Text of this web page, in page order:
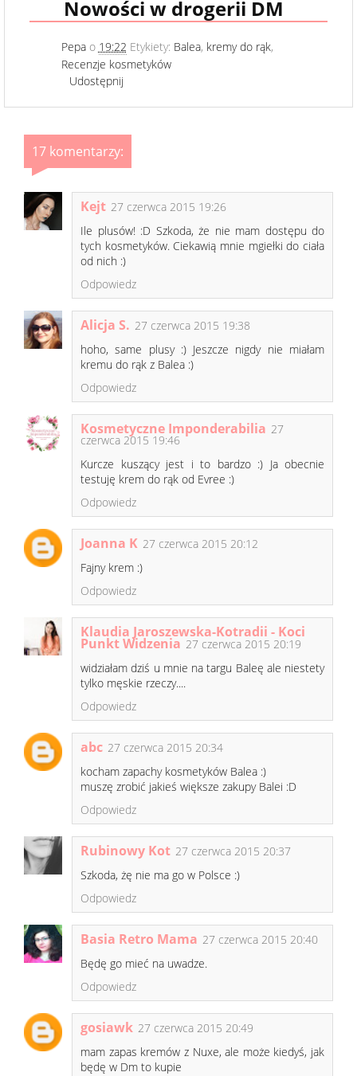
Nowości w drogerii DM
Pepa o 19:22 Etykiety: Balea, kremy do rąk,
Recenzje kosmetyków
Udostępnij
17 komentarzy:
Kejt 27 czerwca 2015 19:26
Ile plusów! :D Szkoda, że nie mam dostępu do
tych kosmetyków. Ciekawią mnie mgiełki do ciała
od nich :)
Odpowiedz
Alicja S. 27 czerwca 2015 19:38
hoho, same plusy :) Jeszcze nigdy nie miałam
kremu do rąk z Balea :)
Odpowiedz
Kosmetyczne Imponderabilia 27
czerwca 2015 19:46
Kurcze kuszący jest i to bardzo :) Ja obecnie
testuję krem do rąk od Evree :)
Odpowiedz
Joanna K 27 czerwca 2015 20:12
Fajny krem :)
Odpowiedz
Klaudia Jaroszewska-Kotradii - Koci
Punkt Widzenia 27 czerwca 2015 20:19
widziałam dziś u mnie na targu Baleę ale niestety
tylko męskie rzeczy....
Odpowiedz
abc 27 czerwca 2015 20:34
kocham zapachy kosmetyków Balea :)
muszę zrobić jakieś większe zakupy Balei :D
Odpowiedz
Rubinowy Kot 27 czerwca 2015 20:37
Szkoda, żę nie ma go w Polsce :)
Odpowiedz
Basia Retro Mama 27 czerwca 2015 20:40
Będę go mieć na uwadze.
Odpowiedz
gosiawk 27 czerwca 2015 20:49
mam zapas kremów z Nuxe, ale może kiedyś, jak
będę w Dm to kupie